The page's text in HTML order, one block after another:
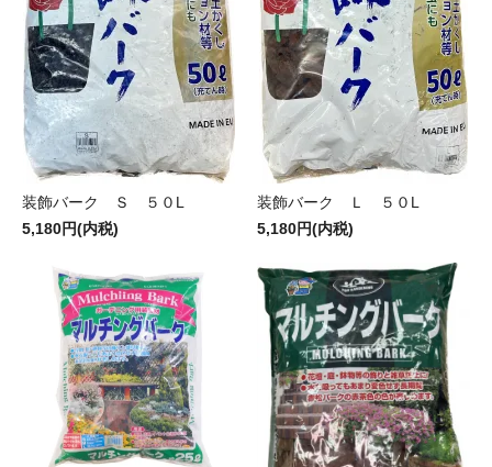
装飾バーク Ｓ ５０L
5,180円(内税)
装飾バーク Ｌ ５０L
5,180円(内税)